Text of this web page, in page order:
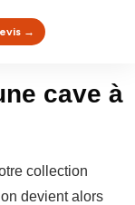
→
cave à
collection
devient alors